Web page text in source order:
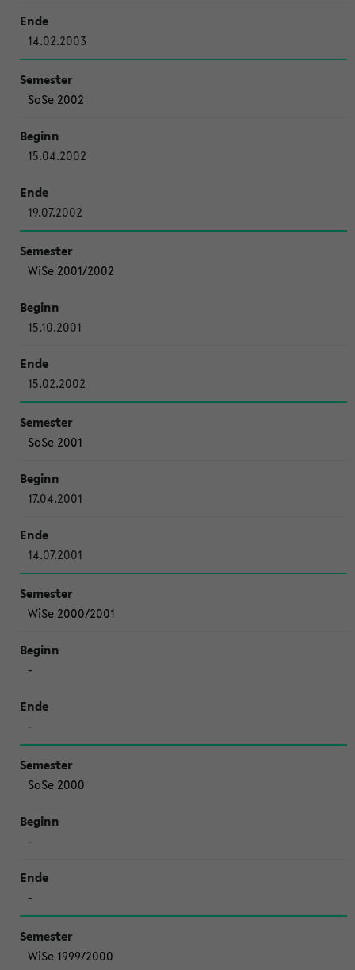
14.02.2003
SoSe 2002
15.04.2002
19.07.2002
WiSe 2001/2002
15.10.2001
15.02.2002
SoSe 2001
17.04.2001
14.07.2001
WiSe 2000/2001
-
-
SoSe 2000
-
-
WiSe 1999/2000